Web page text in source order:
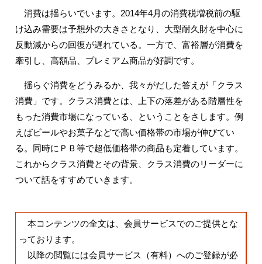
消費は揺らいでいます。2014年4月の消費税増税前の駆
け込み需要は予想外の大きさとなり、大型耐久財を中心に
反動減からの回復が遅れている。一方で、富裕層が消費を
牽引し、高額品、プレミアム商品が好調です。
揺らぐ消費をどうみるか、我々がだした答えが「クラス
消費」です。クラス消費とは、上下の落差がある階層性を
もった消費市場になっている、ということをさします。例
えばビールやお菓子などで高い価格帯の市場が伸びてい
る。同時にＰＢ等で超低価格帯の商品も定着しています。
これからクラス消費とその背景、クラス消費のリーダーに
ついて話をすすめていきます。
本コンテンツの全文は、会員サービスでのご提供とな
っております。
以降の閲覧には会員サービス（有料）へのご登録が必